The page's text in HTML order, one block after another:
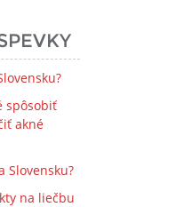
spôsobiť
akné
Slovensku?
na liečbu